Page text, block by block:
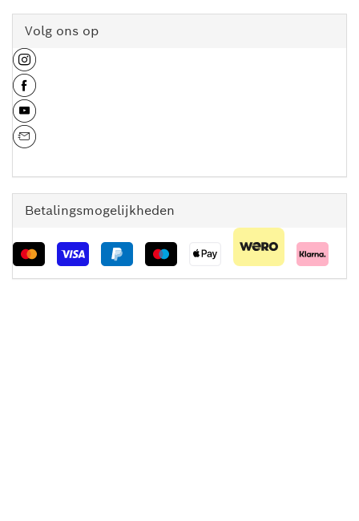
Volg ons op
Betalingsmogelijkheden